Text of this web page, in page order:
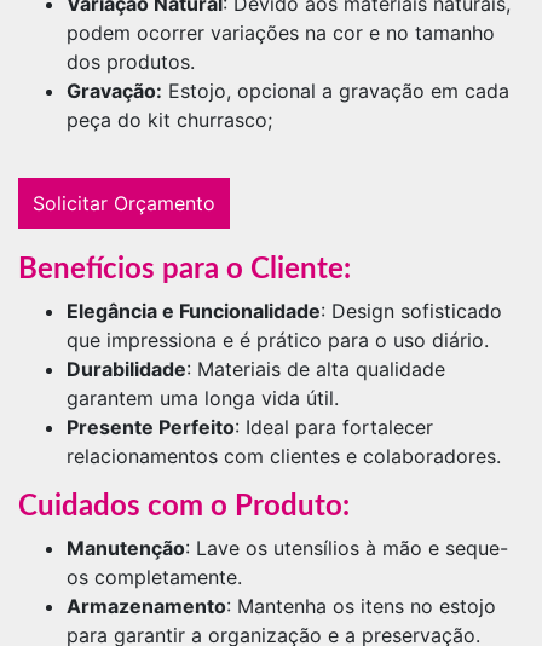
podem ocorrer variações na cor e no tamanho
dos produtos.
Gravação: Estojo, opcional a gravação em cada
peça do kit churrasco;
Solicitar Orçamento
Benefícios para o Cliente:
Elegância e Funcionalidade: Design sofisticado
que impressiona e é prático para o uso diário.
Durabilidade: Materiais de alta qualidade
garantem uma longa vida útil.
Presente Perfeito: Ideal para fortalecer
relacionamentos com clientes e colaboradores.
Cuidados com o Produto:
Manutenção: Lave os utensílios à mão e seque-
os completamente.
Armazenamento: Mantenha os itens no estojo
para garantir a organização e a preservação.